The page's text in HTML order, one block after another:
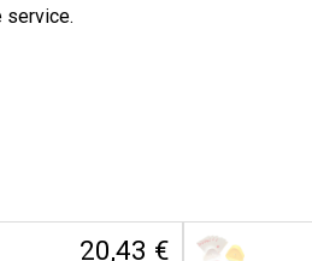
service.
20,43 €